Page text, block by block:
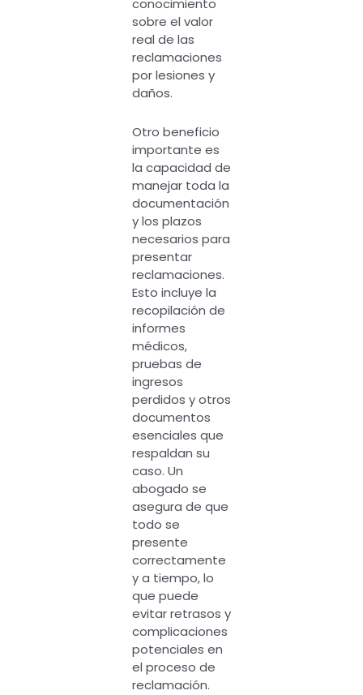
conocimiento
sobre el valor
real de las
reclamaciones
por lesiones y
daños.
Otro beneficio
importante es
la capacidad de
manejar toda la
documentación
y los plazos
necesarios para
presentar
reclamaciones.
Esto incluye la
recopilación de
informes
médicos,
pruebas de
ingresos
perdidos y otros
documentos
esenciales que
respaldan su
caso. Un
abogado se
asegura de que
todo se
presente
correctamente
y a tiempo, lo
que puede
evitar retrasos y
complicaciones
potenciales en
el proceso de
reclamación.